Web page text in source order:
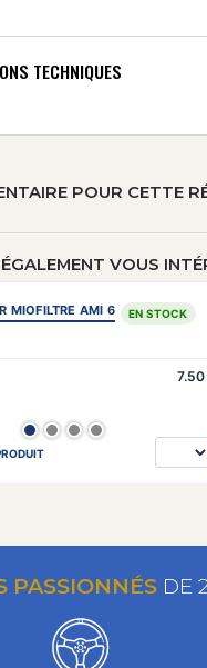
TECHNIQUES
POUR CETTE
VOUS
MIOFILTRE AMI 6 EN STOCK
PASSIONNÉS DE